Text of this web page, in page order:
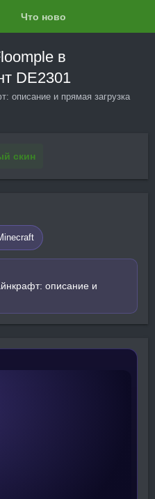
Что нового?
в
DE2301
описание и прямая загрузка
скин
описание и